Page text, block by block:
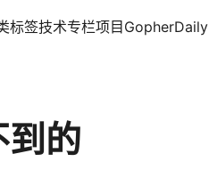
标签技术专栏项目 GopherDaily
的